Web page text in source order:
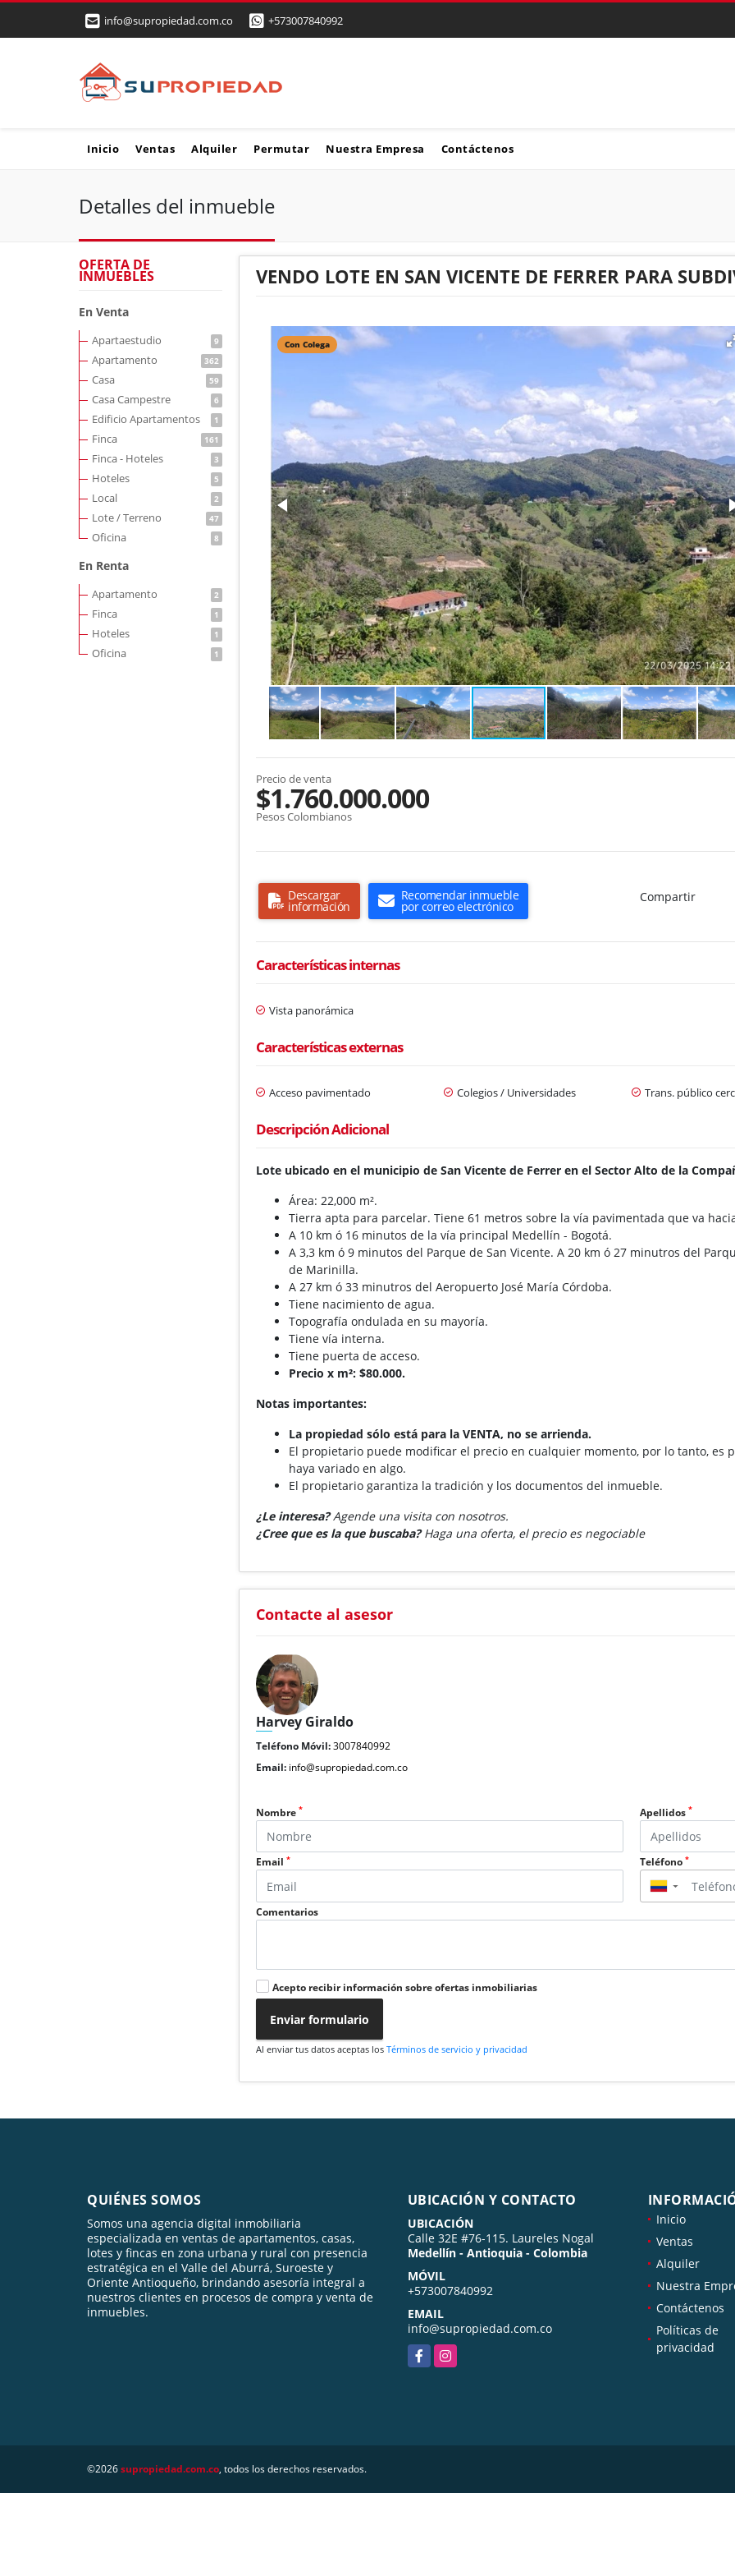
info@supropiedad.com.co +573007840992
Inicio Ventas Alquiler Permutar Nuestra Empresa Contáctenos
Detalles del inmueble
OFERTA DE
INMUEBLES
En Venta
Apartaestudio 9
Apartamento 362
Casa 59
Casa Campestre 6
Edificio Apartamentos 1
Finca 161
Finca - Hoteles 3
Hoteles 5
Local 2
Lote / Terreno 47
Oficina 8
En Renta
Apartamento 2
Finca 1
Hoteles 1
Oficina 1
VENDO LOTE EN SAN VICENTE DE FERRER PARA
Con Colega
Precio de venta
$1.760.000.000
Pesos Colombianos
Descargar
información
Recomendar inmueble
por correo electrónico
Compartir
Características internas
Vista panorámica
Características externas
Acceso pavimentado Colegios / Universidades Trans. público
Descripción Adicional
Lote ubicado en el municipio de San Vicente de Ferrer en el Sector Alto de la
Área: 22,000 m².
Tierra apta para parcelar. Tiene 61 metros sobre la vía pavimentada que va
A 10 km ó 16 minutos de la vía principal Medellín - Bogotá.
A 3,3 km ó 9 minutos del Parque de San Vicente. A 20 km ó 27 minutros del
de Marinilla.
A 27 km ó 33 minutros del Aeropuerto José María Córdoba.
Tiene nacimiento de agua.
Topografía ondulada en su mayoría.
Tiene vía interna.
Tiene puerta de acceso.
Precio x m²: $80.000.
Notas importantes:
La propiedad sólo está para la VENTA, no se arrienda.
El propietario puede modificar el precio en cualquier momento, por lo tanto,
haya variado en algo.
El propietario garantiza la tradición y los documentos del inmueble.
¿Le interesa?Agende una visita con nosotros.
¿Cree que es la que buscaba?Haga una oferta, el precio es negociable
Contacte al asesor
Harvey Giraldo
Teléfono Móvil:3007840992
Email: info@supropiedad.com.co
Nombre* Apellidos *
Email* Teléfono *
▼
Comentarios
Acepto recibir información sobre ofertas inmobiliarias
Enviar formulario
Al enviar tus datos aceptas losTérminos de servicio y privacidad
QUIÉNES SOMOS
Somos una agencia digital inmobiliaria
especializada en ventas de apartamentos, casas,
lotes y fincas en zona urbana y rural con presencia
estratégica en el Valle del Aburrá, Suroeste y
Oriente Antioqueño, brindando asesoría integral a
nuestros clientes en procesos de compra y venta de
inmuebles.
UBICACIÓN Y CONTACTO
UBICACIÓN
Calle 32E #76-115. Laureles Nogal
Medellín - Antioquia - Colombia
MÓVIL
+573007840992
EMAIL
info@supropiedad.com.co
FacebookInstagram
Inicio
Ventas
Alquiler
Nuestra
Contáctenos
Políticas de
privacidad
©2026supropiedad.com.co, todos los derechos reservados.